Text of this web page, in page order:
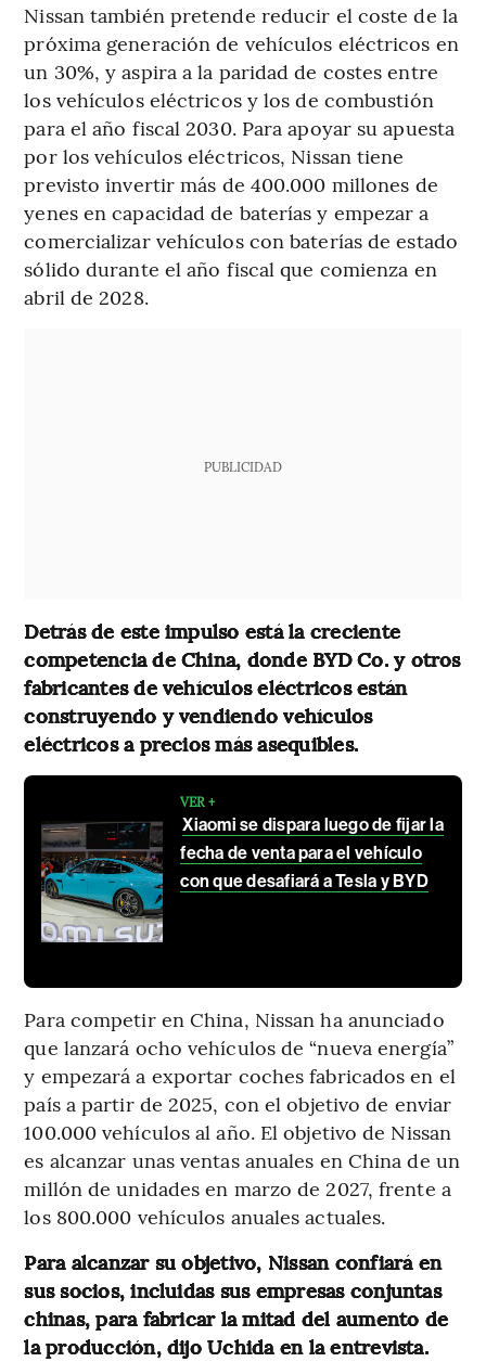
Nissan también pretende reducir el coste de la
próxima generación de vehículos eléctricos en
un 30%, y aspira a la paridad de costes entre
los vehículos eléctricos y los de combustión
para el año fiscal 2030. Para apoyar su apuesta
por los vehículos eléctricos, Nissan tiene
previsto invertir más de 400.000 millones de
yenes en capacidad de baterías y empezar a
comercializar vehículos con baterías de estado
sólido durante el año fiscal que comienza en
abril de 2028.
PUBLICIDAD
Detrás de este impulso está la creciente
competencia de China, donde BYD Co. y otros
fabricantes de vehículos eléctricos están
construyendo y vendiendo vehículos
eléctricos a precios más asequibles.
VER +
Xiaomi se dispara luego de fijar la
fecha de venta para el vehículo
con que desafiará a Tesla y BYD
Para competir en China, Nissan ha anunciado
que lanzará ocho vehículos de “nueva energía”
y empezará a exportar coches fabricados en el
país a partir de 2025, con el objetivo de enviar
100.000 vehículos al año. El objetivo de Nissan
es alcanzar unas ventas anuales en China de un
millón de unidades en marzo de 2027, frente a
los 800.000 vehículos anuales actuales.
Para alcanzar su objetivo, Nissan confiará en
sus socios, incluidas sus empresas conjuntas
chinas, para fabricar la mitad del aumento de
la producción, dijo Uchida en la entrevista.